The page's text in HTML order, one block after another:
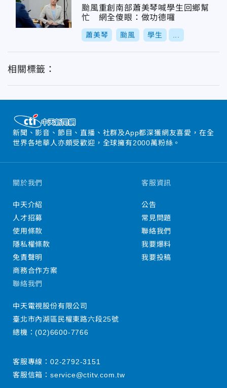
颱風重創南部蕭美琴喊學生回鄉幫
忙 網全傻眼：做功德囉
蕭美琴 颱風 學生
相關標籤：
新聞、影音、節目、直播、社群及App都深獲網友喜愛，在全
世界各地華人亦頗受歡迎，全球擁有2000萬粉絲。
關於我們
中天介紹
人才招募
使用條款
隱私權條款
免責聲明
商務合作方案
客服資訊
公告
常見問題
聯絡我們
我要爆料
我要投稿
聯絡我們
中天電視股份有限公司
臺北市內湖區民權東路六段25號
總機：(02)6600-7766
客服專線： 02-2792-3151
客服信箱： service@ctitv.com.tw